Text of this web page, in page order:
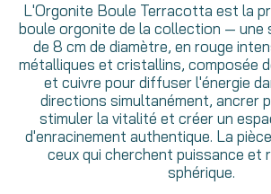
L'Orgonite Boule Terracotta est la
boule orgonite de la collection — une
de 8 cm de diamètre, en rouge
métalliques et cristallins, composée
et cuivre pour diffuser l'énergie
directions simultanément, ancrer
stimuler la vitalité et créer un
d'enracinement authentique. La
ceux qui cherchent puissance et
sphérique.